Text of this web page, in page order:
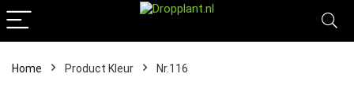
Home Product Kleur ‎Nr.116